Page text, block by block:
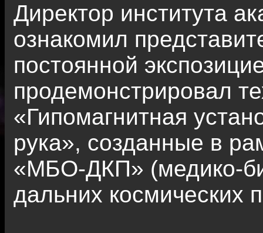
Директор института
ознакомил
постоянной
продемонстрировал
«Гипомагнитная
рука», созданные в
«МБО-ДКП» (медико-
дальних космических